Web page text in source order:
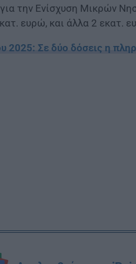
την Ενίσχυση Μικρών
ευρώ, και άλλα 2 εκατ.
2025: Σε δύο δόσεις η